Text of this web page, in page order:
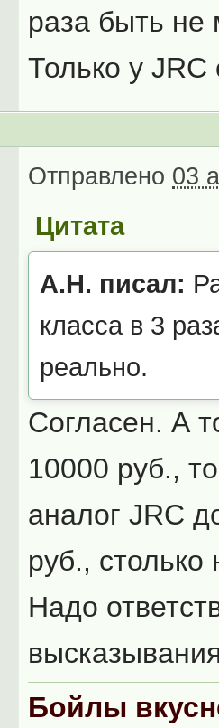
раза быть не
Только у
Отправлено 03
Цитата
А.Н. писал:
класса в 3
реально.
Согласен. А
10000 руб.,
аналог JRC
руб.,
Надо
Бойлы